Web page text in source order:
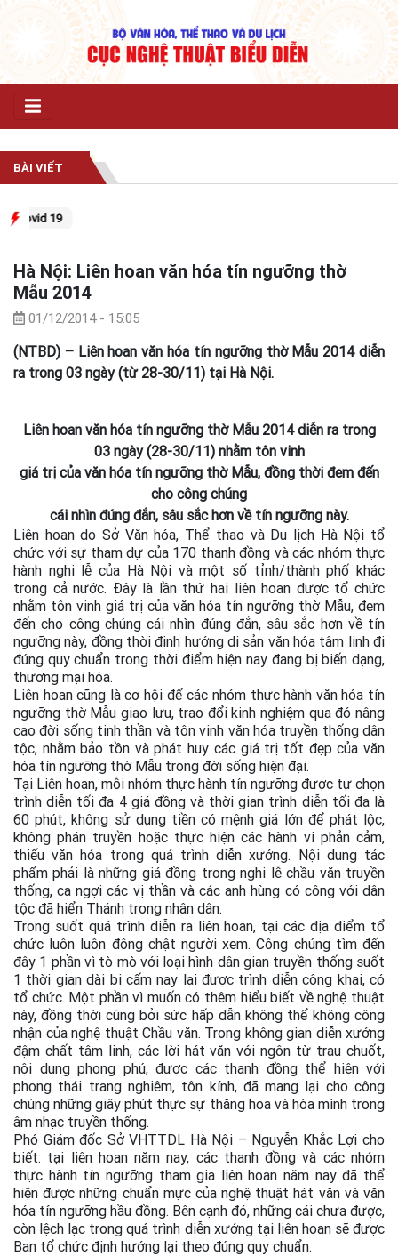
BÀI VIẾT
19
Hà Nội: Liên hoan văn hóa tín ngưỡng thờ
Mẫu 2014
01/12/2014 - 15:05
(NTBD) – Liên hoan văn hóa tín ngưỡng thờ Mẫu 2014 diễn
ra trong 03 ngày (từ 28-30/11) tại Hà Nội.
Liên hoan văn hóa tín ngưỡng thờ Mẫu 2014 diễn ra trong
03 ngày (28-30/11) nhằm tôn vinh
giá trị của văn hóa tín ngưỡng thờ Mẫu, đồng thời đem đến
cho công chúng
cái nhìn đúng đắn, sâu sắc hơn về tín ngưỡng này.
Liên hoan do Sở Văn hóa, Thể thao và Du lịch Hà Nội tổ
chức với sự tham dự của 170 thanh đồng và các nhóm thực
hành nghi lễ của Hà Nội và một số tỉnh/thành phố khác
trong cả nước. Đây là lần thứ hai liên hoan được tổ chức
nhằm tôn vinh giá trị của văn hóa tín ngưỡng thờ Mẫu, đem
đến cho công chúng cái nhìn đúng đắn, sâu sắc hơn về tín
ngưỡng này, đồng thời định hướng di sản văn hóa tâm linh đi
đúng quy chuẩn trong thời điểm hiện nay đang bị biến dạng,
thương mại hóa.
Liên hoan cũng là cơ hội để các nhóm thực hành văn hóa tín
ngưỡng thờ Mẫu giao lưu, trao đổi kinh nghiệm qua đó nâng
cao đời sống tinh thần và tôn vinh văn hóa truyền thống dân
tộc, nhằm bảo tồn và phát huy các giá trị tốt đẹp của văn
hóa tín ngưỡng thờ Mẫu trong đời sống hiện đại.
Tại Liên hoan, mỗi nhóm thực hành tín ngưỡng được tự chọn
trình diễn tối đa 4 giá đồng và thời gian trình diễn tối đa là
60 phút, không sử dụng tiền có mệnh giá lớn để phát lộc,
không phán truyền hoặc thực hiện các hành vi phản cảm,
thiếu văn hóa trong quá trình diễn xướng. Nội dung tác
phẩm phải là những giá đồng trong nghi lễ chầu văn truyền
thống, ca ngợi các vị thần và các anh hùng có công với dân
tộc đã hiển Thánh trong nhân dân.
Trong suốt quá trình diễn ra liên hoan, tại các địa điểm tổ
chức luôn luôn đông chật người xem. Công chúng tìm đến
đây 1 phần vì tò mò với loại hình dân gian truyền thống suốt
1 thời gian dài bị cấm nay lại được trình diễn công khai, có
tổ chức. Một phần vì muốn có thêm hiểu biết về nghệ thuật
này, đồng thời cũng bởi sức hấp dẫn không thể không công
nhận của nghệ thuật Chầu văn. Trong không gian diễn xướng
đậm chất tâm linh, các lời hát văn với ngôn từ trau chuốt,
nội dung phong phú, được các thanh đồng thể hiện với
phong thái trang nghiêm, tôn kính, đã mang lại cho công
chúng những giây phút thực sự thăng hoa và hòa mình trong
âm nhạc truyền thống.
Phó Giám đốc Sở VHTTDL Hà Nội – Nguyễn Khắc Lợi cho
biết: tại liên hoan năm nay, các thanh đồng và các nhóm
thực hành tín ngưỡng tham gia liên hoan năm nay đã thể
hiện được những chuẩn mực của nghệ thuật hát văn và văn
hóa tín ngưỡng hầu đồng. Bên cạnh đó, những cái chưa được,
còn lệch lạc trong quá trình diễn xướng tại liên hoan sẽ được
Ban tổ chức định hướng lại theo đúng quy chuẩn.